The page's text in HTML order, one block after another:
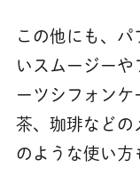
この他にも、
いスムージー
ーツシフォンケ
茶、珈琲などの
のような使い方